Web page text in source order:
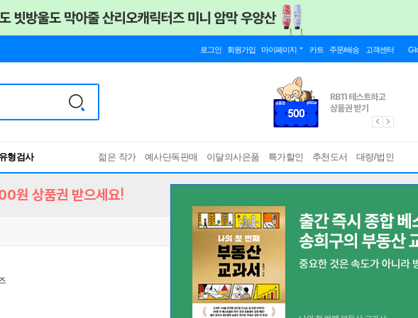
로그인 회원가입 마이페이지 카트 주문/배송 고객센터
Lab
형검사
젊은 작가 예사단독판매 이달의사은품 특가할인 추천도서 대량/법인
원 상품권 받으세요!